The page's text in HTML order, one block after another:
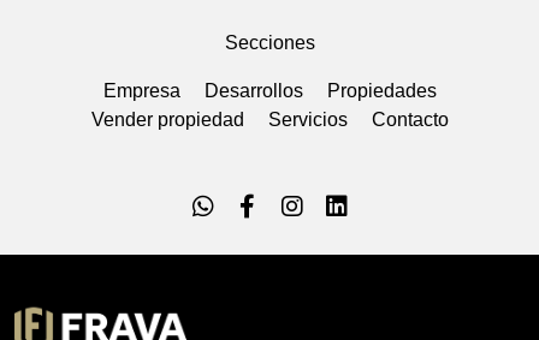
Secciones
Empresa Desarrollos
Propiedades
Vender propiedad
Servicios Contacto